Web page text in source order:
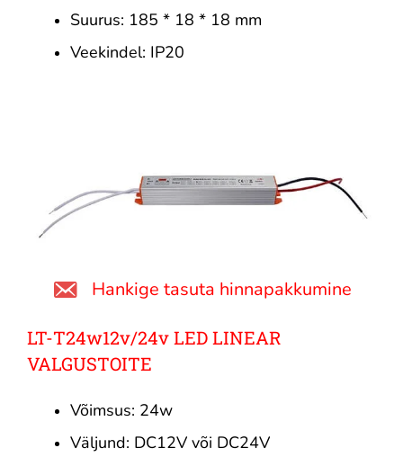
Suurus: 185 * 18 * 18 mm
Veekindel: IP20
Hankige tasuta hinnapakkumine
LT-T24w12v/24v LED LINEAR
VALGUSTOITE
Võimsus: 24w
Väljund: DC12V või DC24V